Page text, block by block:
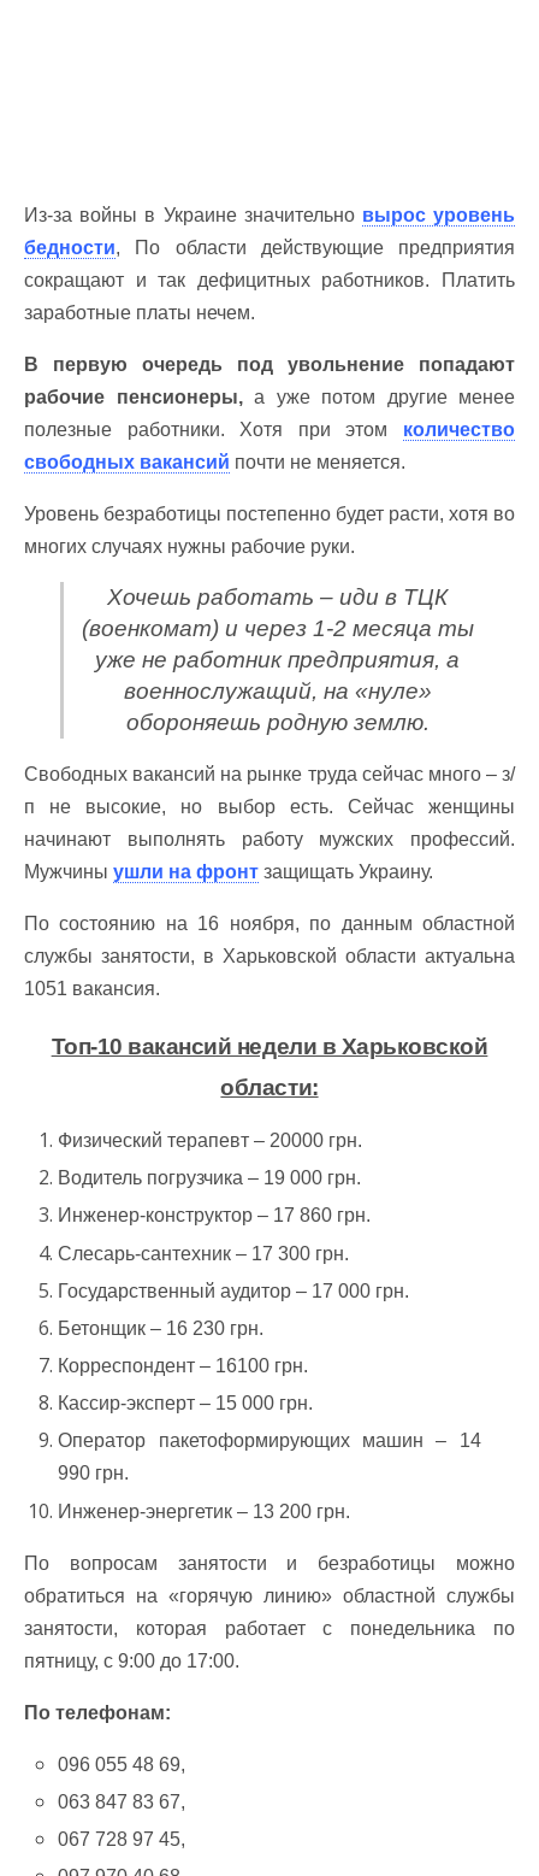
Из-за войны в Украине значительно вырос уровень
бедности, По области действующие предприятия
сокращают и так дефицитных работников. Платить
заработные платы нечем.
В первую очередь под увольнение попадают
рабочие пенсионеры,а уже потом другие менее
полезные работники. Хотя при этом количество
свободных вакансий почти не меняется.
Уровень безработицы постепенно будет расти, хотя во
многих случаях нужны рабочие руки.
Хочешь работать – иди в ТЦК
(военкомат) и через 1-2 месяца ты
уже не работник предприятия, а
военнослужащий, на «нуле»
обороняешь родную землю.
Свободных вакансий на рынке труда сейчас много – з/
п не высокие, но выбор есть. Сейчас женщины
начинают выполнять работу мужских профессий.
Мужчины ушли на фронт защищать Украину.
По состоянию на 16 ноября, по данным областной
службы занятости, в Харьковской области актуальна
1051 вакансия.
Топ-10 вакансий недели в Харьковской
области:
Физический терапевт – 20000 грн.
Водитель погрузчика – 19 000 грн.
Инженер-конструктор – 17 860 грн.
Слесарь-сантехник – 17 300 грн.
Государственный аудитор – 17 000 грн.
Бетонщик – 16 230 грн.
Корреспондент – 16100 грн.
Кассир-эксперт – 15 000 грн.
Оператор пакетоформирующих машин – 14
990 грн.
Инженер-энергетик – 13 200 грн.
По вопросам занятости и безработицы можно
обратиться на «горячую линию» областной службы
занятости, которая работает с понедельника по
пятницу, с 9:00 до 17:00.
По телефонам:
096 055 48 69,
063 847 83 67,
067 728 97 45,